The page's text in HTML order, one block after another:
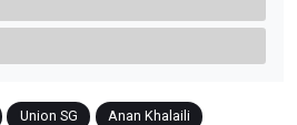
Union SG Anan Khalaili